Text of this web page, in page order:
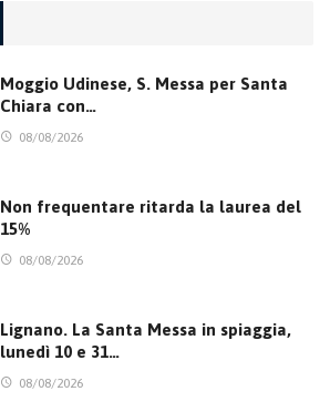
Moggio Udinese, S. Messa per Santa
Chiara con…
08/08/2026
Non frequentare ritarda la laurea del
15%
08/08/2026
Lignano. La Santa Messa in spiaggia,
lunedì 10 e 31…
08/08/2026